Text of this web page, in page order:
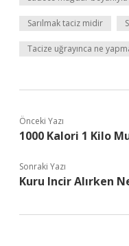
Sarılmak taciz midir
Tacize uğrayınca ne
Önceki Yazı
1000 Kalori 1 Kilo
Sonraki Yazı
Kuru Incir Alırken